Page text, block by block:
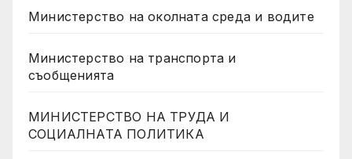
Министерство на околната среда и водите
Министерство на транспорта и
съобщенията
МИНИСТЕРСТВО НА ТРУДА И
СОЦИАЛНАТА ПОЛИТИКА